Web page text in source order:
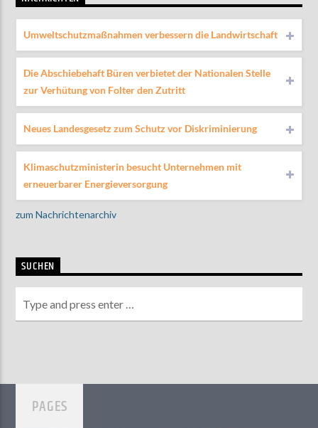
Umweltschutzmaßnahmen verbessern die Landwirtschaft
Die Abschiebehaft Büren verbietet der Nationalen Stelle
zur Verhütung von Folter den Zutritt
Neues Landesgesetz zum Schutz vor Diskriminierung
Klimaschutzministerin besucht Unternehmen mit
erneuerbarer Energieversorgung
zum Nachrichtenarchiv
SUCHEN
PAGES